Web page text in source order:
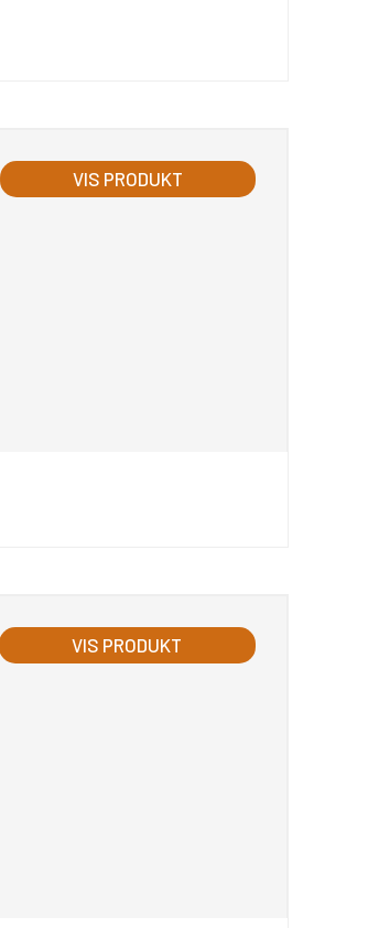
VIS PRODUKT
VIS PRODUKT